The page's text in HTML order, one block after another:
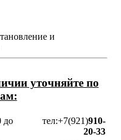
уточняйте по
до
тел:+7(921)910-
20-33